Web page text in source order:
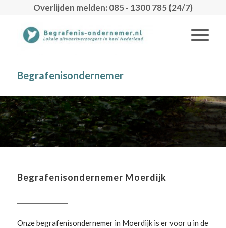
Overlijden melden: 085 - 1300 785 (24/7)
Begrafenisondernemer
Begrafenisondernemer Moerdijk
Onze begrafenisondernemer in Moerdijk is er voor u in de